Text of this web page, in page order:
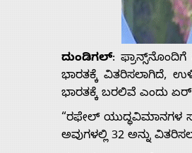
Advertise
ದುಂಡಿಗಲ್:
ಭಾರತಕ್ಕೆ ವಿತರಿಸಲಾಗಿದೆ,
ಭಾರತಕ್ಕೆ ಬರಲಿವೆ ಎಂದು
“ರಫೇಲ್ ಯುದ್ಧವಿಮಾನಗಳ
ಅವುಗಳಲ್ಲಿ 32 ಅನ್ನು